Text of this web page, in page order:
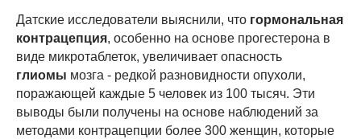
Датские исследователи выяснили, что гормональная
контрацепция, особенно на основе прогестерона в
виде микротаблеток, увеличивает опасность
глиомы мозга - редкой разновидности опухоли,
поражающей каждые 5 человек из 100 тысяч. Эти
выводы были получены на основе наблюдений за
методами контрацепции более 300 женщин, которые